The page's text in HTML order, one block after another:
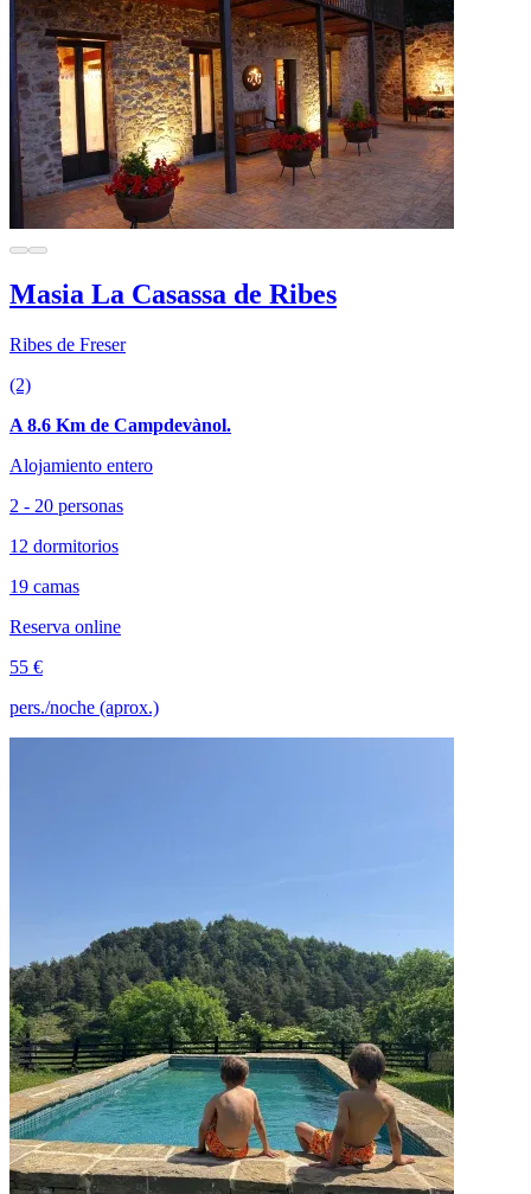
Masia La Casassa de Ribes
Ribes de Freser
(2)
A 8.6 Km de Campdevànol.
Alojamiento entero
2 - 20 personas
12 dormitorios
19 camas
Reserva online
55 €
pers./noche (aprox.)